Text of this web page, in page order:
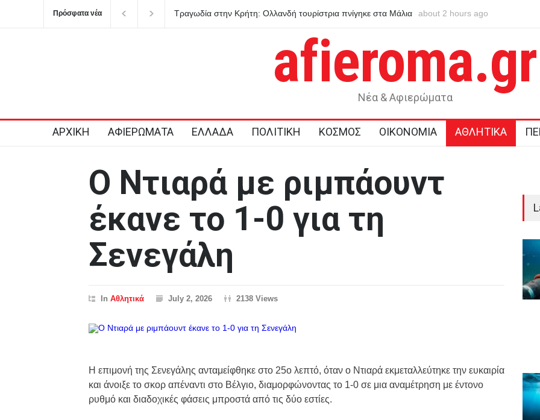
Πρόσφατα νέα
Τραγωδία στην Κρήτη: Ολλανδή τουρίστρια πνίγηκε στα Μάλια
Καταπέλτης έκθεση για τις
about 2 hours ago
afieroma.gr
Νέα & Αφιερώματα
ΑΡΧΙΚΗ ΑΦΙΕΡΩΜΑΤΑ ΕΛΛΑΔΑ ΠΟΛΙΤΙΚΗ ΚΟΣΜΟΣ ΟΙΚΟΝΟΜΙΑ ΑΘΛΗΤΙΚΑ
Ο Ντιαρά με ριμπάουντ
έκανε το 1-0 για τη
Σενεγάλη
In Αθλητικά July 2, 2026 2138 Views
Η επιμονή της Σενεγάλης ανταμείφθηκε στο 25ο λεπτό, όταν ο Ντιαρά εκμεταλλεύτηκε την ευκαιρία
και άνοιξε το σκορ απέναντι στο Βέλγιο, διαμορφώνοντας το 1-0 σε μια αναμέτρηση με έντονο
ρυθμό και διαδοχικές φάσεις μπροστά από τις δύο εστίες.